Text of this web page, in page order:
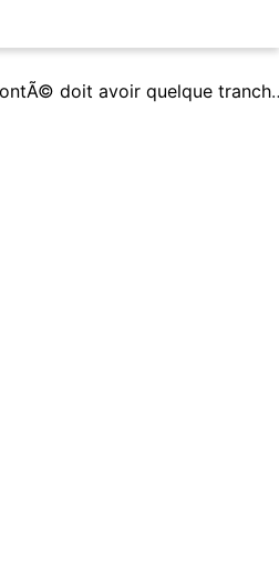
Votre bontÃ© doit avoir